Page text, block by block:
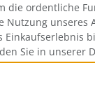
zzgl.
die ordentliche
Nutzung unseres
Einkaufserlebnis
Sie in unserer